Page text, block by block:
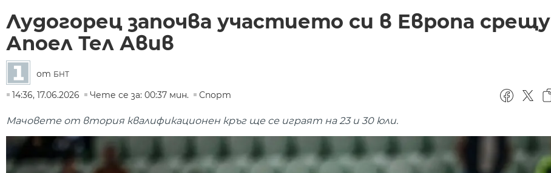
Лудогорец започва участието си в Европа срещу
Апоел Тел Авив
от БНТ
14:36, 17.06.2026
Чете се за: 00:37 мин. Спорт
Мачовете от втория квалификационен кръг ще се играят на 23 и 30 юли.